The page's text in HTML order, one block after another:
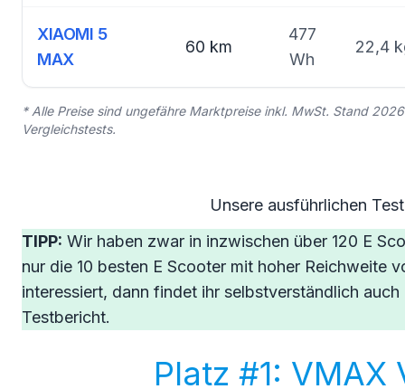
XIAOMI 5
MAX
60 km
477
Wh
22,4
* Alle Preise sind ungefähre Marktpreise inkl. MwSt. Stand
Vergleichstests.
Unsere ausführlichen
TIPP: Wir haben zwar in inzwischen über 120 E
nur die 10 besten E Scooter mit hoher Reichweite
interessiert, dann findet ihr selbstverständlich
Testbericht.
Platz #1: VMAX